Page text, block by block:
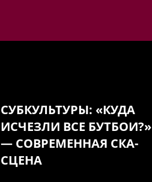
СУБКУЛЬТУРЫ: «КУДА
ИСЧЕЗЛИ ВСЕ БУТБОИ?»
— СОВРЕМЕННАЯ СКА-
СЦЕНА